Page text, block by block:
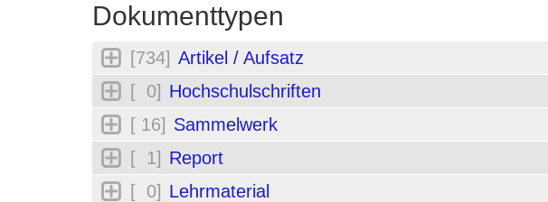
Dokumenttypen
[734] Artikel / Aufsatz
[ 0] Hochschulschriften
[ 16] Sammelwerk
[ 1] Report
[ 0] Lehrmaterial